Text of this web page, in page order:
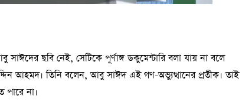
সাঈদের ছবি নেই, সেটিকে পূর্ণাঙ্গ ডকুমেন্টারি বলা যায় না বলে
আহমদ। তিনি বলেন, আবু সাঈদ এই গণ-অভ্যুত্থানের প্রতীক। তাই
পারে না।